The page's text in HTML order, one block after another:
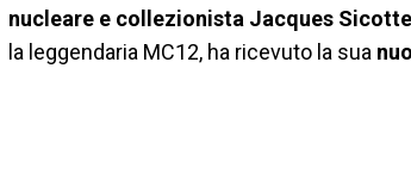
nucleare e collezionista Jacques Sicotte
la leggendaria MC12, ha ricevuto la sua